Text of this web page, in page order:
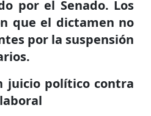
por el Senado. Los
que el dictamen no
por la suspensión
juicio político contra